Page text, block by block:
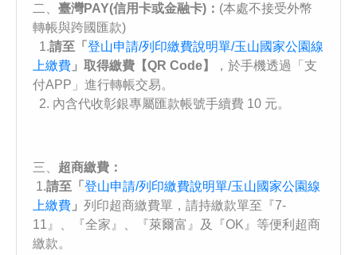
二、 臺灣PAY(信用卡或金融卡)： (本處不接受外幣
轉帳與跨國匯款)
1.請至「 登山申請/列印繳費說明單/玉山國家公園線
上繳費 」取得繳費【QR Code】
，於手機透過「支
付APP」進行轉帳交易。
2. 內含代收彰銀專屬匯款帳號手續費 10 元。
三、 超商繳費：
1.請至「 登山申請/列印繳費說明單/玉山國家公園線
上繳費 」 列印超商繳費單，請持繳款單⾄『7-
11』、『全家』、『萊爾富』及『OK』等便利超商
繳款。